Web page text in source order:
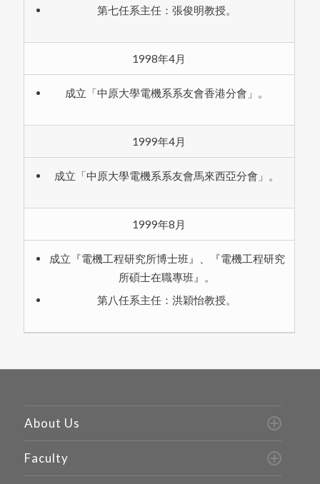
第七任系主任：張俊明教授。
1998年4月
成立「中原大學電機系系友會香港分會」。
1999年4月
成立「中原大學電機系系友會馬來西亞分會」。
1999年8月
成立『電機工程研究所博士班』、『電機工程研究
所碩士在職專班』。
第八任系主任：洪穎怡教授。
About Us
Faculty